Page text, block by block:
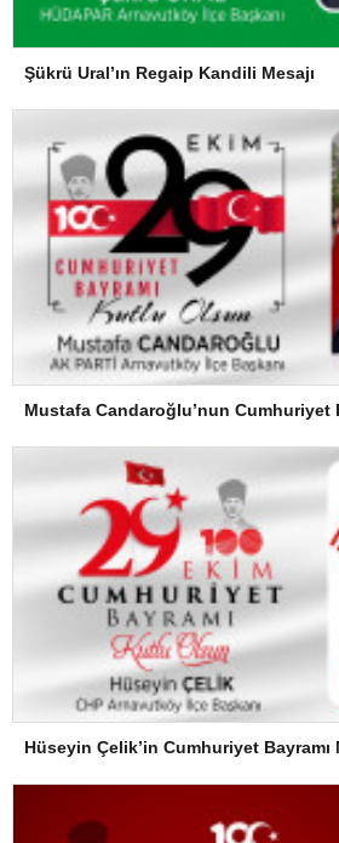
Şükrü Ural’ın Regaip Kandili Mesajı
Mustafa Candaroğlu’nun Cumhuriyet
Hüseyin Çelik’in Cumhuriyet Bayramı